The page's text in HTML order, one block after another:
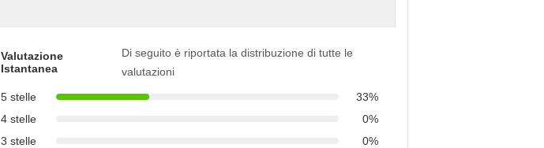
Valutazione
Istantanea
Di seguito è riportata la distribuzione di tutte le
valutazioni
5 stelle
33%
4 stelle
0%
3 stelle
0%